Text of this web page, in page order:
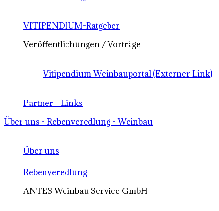
VITIPENDIUM-Ratgeber
Veröffentlichungen / Vorträge
Vitipendium Weinbauportal (Externer Link)
Partner - Links
Über uns - Rebenveredlung - Weinbau
Über uns
Rebenveredlung
ANTES Weinbau Service GmbH